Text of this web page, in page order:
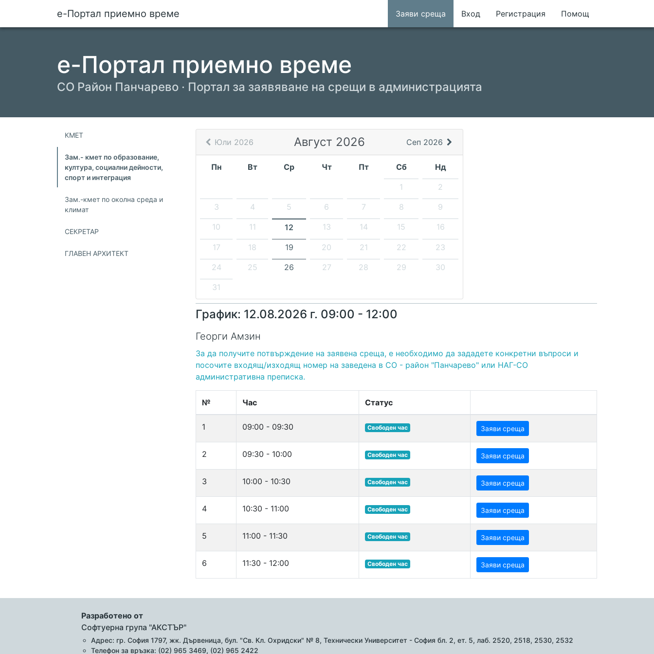
е-Портал приемно време Заяви среща Вход Регистрация Помощ
е-Портал приемно време
СО Район Панчарево · Портал за заявяване на срещи в администрацията
КМЕТ
Зам.- кмет по образование,
култура, социални дейности,
спорт и интеграция
Зам.-кмет по околна среда и
климат
СЕКРЕТАР
ГЛАВЕН АРХИТЕКТ
Юли 2026 Август 2026 Сеп 2026
Пн Вт Ср Чт Пт Сб Нд
1 2
3 4 5 6 7 8 9
10 11 12 13 14 15 16
17 18 19 20 21 22 23
24 25 26 27 28 29 30
31
График: 12.08.2026 г. 09:00 - 12:00
Георги Амзин
За да получите потвърждение на заявена среща, е необходимо да зададете конкретни въпроси и
посочите входящ/изходящ номер на заведена в СО - район "Панчарево" или НАГ-СО
административна преписка.
№ Час Статус
1 09:00 - 09:30 Свободен час Заяви среща
2 09:30 - 10:00 Свободен час Заяви среща
3 10:00 - 10:30 Свободен час Заяви среща
4 10:30 - 11:00 Свободен час Заяви среща
5 11:00 - 11:30 Свободен час Заяви среща
6 11:30 - 12:00 Свободен час Заяви среща
Разработено от
Софтуерна група "АКСТЪР"
Адрес: гр. София 1797, жк. Дървеница, бул. "Св. Кл. Охридски" № 8, Технически Университет - София бл. 2, ет. 5, лаб. 2520, 2518, 2530, 2532
Телефон за връзка: (02) 965 3469, (02) 965 2422